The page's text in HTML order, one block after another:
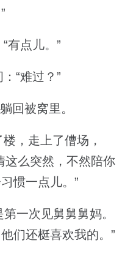
有点儿。”
“难过？”
回被窝里。
，走上了傮场，
这么突然，不然陪你
惯一点儿。”
一次见舅舅舅妈。
们还梃喜欢我的。”